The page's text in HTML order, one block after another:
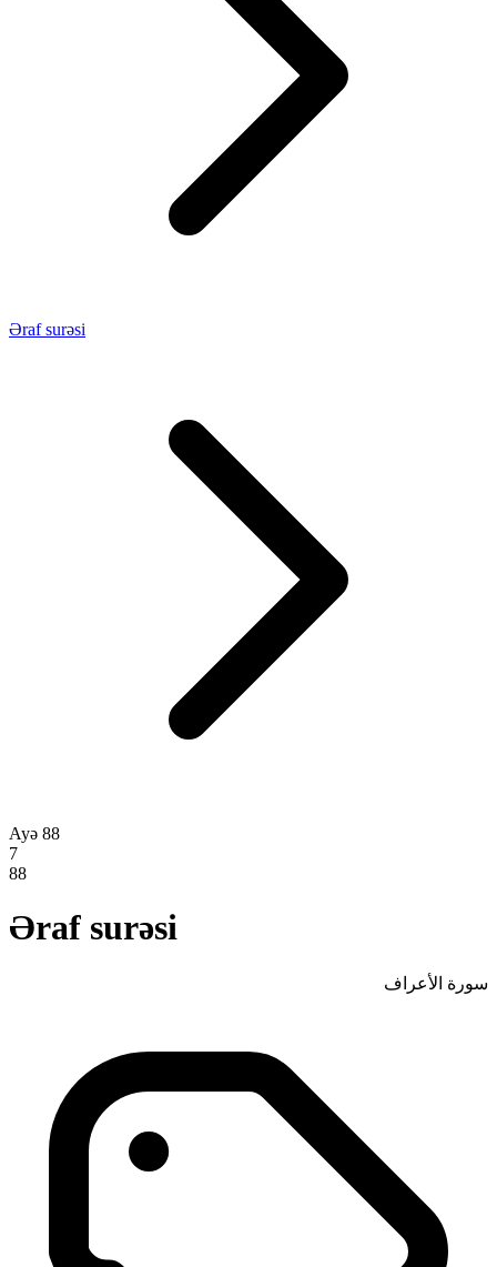
Əraf surəsi
Ayə 88
7
88
Əraf surəsi
سورة الأعراف